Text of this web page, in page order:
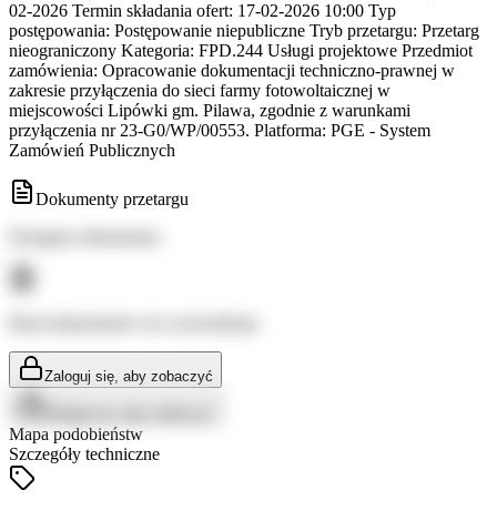
02-2026 Termin składania ofert: 17-02-2026 10:00 Typ
postępowania: Postępowanie niepubliczne Tryb przetargu: Przetarg
nieograniczony Kategoria: FPD.244 Usługi projektowe Przedmiot
zamówienia: Opracowanie dokumentacji techniczno-prawnej w
zakresie przyłączenia do sieci farmy fotowoltaicznej w
miejscowości Lipówki gm. Pilawa, zgodnie z warunkami
przyłączenia nr 23-G0/WP/00553. Platforma: PGE - System
Zamówień Publicznych
Dokumenty przetargu
Zaloguj się, aby zobaczyć
Mapa podobieństw
Szczegóły techniczne